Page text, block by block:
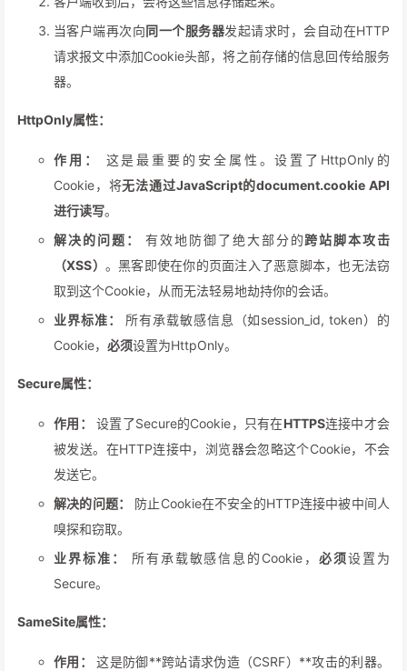
当客户端再次向同一个服务器发起请求时，会自动在HTTP
请求报文中添加Cookie头部，将之前存储的信息回传给服务
器。
HttpOnly属性：
作用：
这是最重要的安全属性。设置了HttpOnly的
Cookie，将无法通过JavaScript的document.cookie API
进行读写。
解决的问题：
有效地防御了绝大部分的跨站脚本攻击
（XSS） 。黑客即使在你的页面注入了恶意脚本，也无法窃
取到这个Cookie，从而无法轻易地劫持你的会话。
业界标准：
所有承载敏感信息（如session_id, token）的
Cookie， 必须设置为HttpOnly。
Secure属性：
作用： 设置了Secure的Cookie，只有在HTTPS连接中才会
被发送。在HTTP连接中，浏览器会忽略这个Cookie，不会
发送它。
解决的问题：
防止Cookie在不安全的HTTP连接中被中间人
嗅探和窃取。
业界标准：
所有承载敏感信息的Cookie，必须设置为
Secure。
SameSite属性：
作用：
这是防御**跨站请求伪造（CSRF）**攻击的利器。